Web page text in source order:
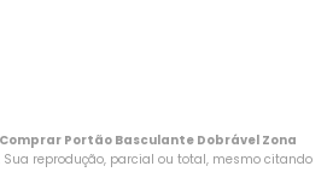
Portão Basculante Dobrável Zona
Sua reprodução, parcial ou total, mesmo citando